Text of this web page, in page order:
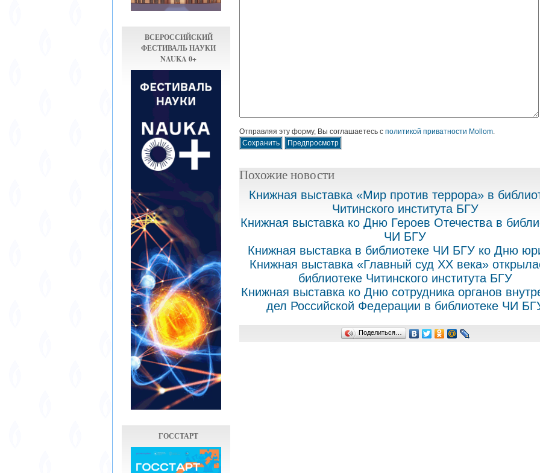
ВСЕРОССИЙСКИЙ
ФЕСТИВАЛЬ НАУКИ
NAUKA 0+
ГОССТАРТ
Отправляя эту форму, Вы соглашаетесь с политикой приватности Mollom
Похожие новости
Книжная выставка «Мир против террора» в
Читинского института БГУ
Книжная выставка ко Дню Героев Отечества в
ЧИ БГУ
Книжная выставка в библиотеке ЧИ БГУ ко Дню
Книжная выставка «Главный суд XX века»
библиотеке Читинского института БГУ
Книжная выставка ко Дню сотрудника органов
дел Российской Федерации в библиотеке ЧИ
Поделиться…